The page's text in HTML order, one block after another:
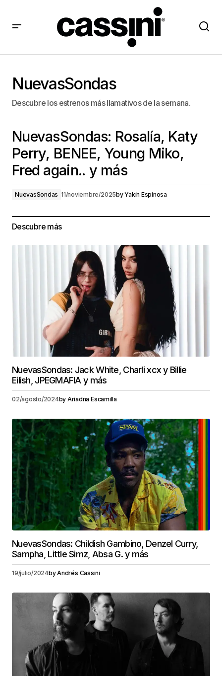
NuevasSondas
Descubre los estrenos más llamativos de la semana.
NuevasSondas: Rosalía, Katy
Perry, BENEE, Young Miko,
Fred again.. y más
NuevasSondas 11/noviembre/2025byYakín Espinosa
Descubre más
NuevasSondas: Jack White, Charli xcx y Billie
Eilish, JPEGMAFIA y más
02/agosto/2024by Ariadna Escamilla
NuevasSondas: Childish Gambino, Denzel Curry,
Sampha, Little Simz, Absa G. y más
19/julio/2024byAndrés Cassini